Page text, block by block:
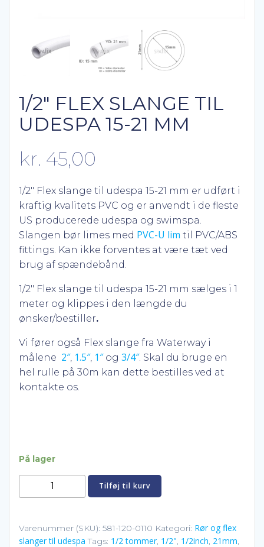
1/2″ FLEX SLANGE TIL
UDESPA 15-21 MM
kr. 45,00
1/2″ Flex slange til udespa 15-21 mm er udført i
kraftig kvalitets PVC og er anvendt i de fleste
US producerede udespa og swimspa.
Slangen bør limes med PVC-U lim til PVC/ABS
fittings. Kan ikke forventes at være tæt ved
brug af spændebånd.
1/2″ Flex slange til udespa 15-21 mm sælges i 1
meter og klippes i den længde du
ønsker/bestiller.
Vi fører også Flex slange fra Waterway i
målene 2″, 1.5″, 1″og 3/4″. Skal du bruge en
hel rulle på 30m kan dette bestilles ved at
kontakte os.
På lager
Flex
til
udespa
Tilføj til kurv
Varenummer (SKU): 581-120-0110 Kategori: Rør og flex
slanger til udespa Tags: 1/2 tommer, 1/2", 1/2inch, 21mm,